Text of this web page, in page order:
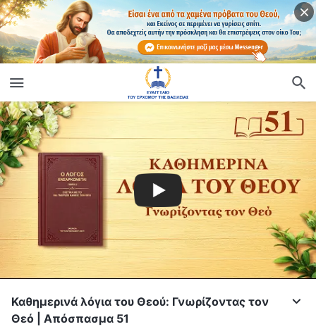
Καθημερινά λόγια του Θεού: Γνωρίζοντας τον
Θεό | Απόσπασμα 51